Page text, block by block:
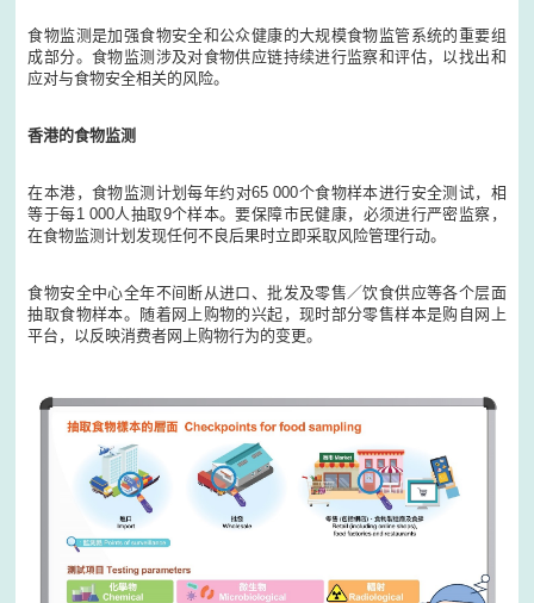
食物监测是加强食物安全和公众健康的大规模食物监管系统的重要组
成部分。食物监测涉及对食物供应链持续进行监察和评估，以找出和
应对与食物安全相关的风险。
香港的食物监测
在本港，食物监测计划每年约对65 000个食物样本进行安全测试，相
等于每1 000人抽取9个样本。要保障市民健康，必须进行严密监察，
在食物监测计划发现任何不良后果时立即采取风险管理行动。
食物安全中心全年不间断从进口、批发及零售／饮食供应等各个层面
抽取食物样本。随着网上购物的兴起，现时部分零售样本是购自网上
平台，以反映消费者网上购物行为的变更。